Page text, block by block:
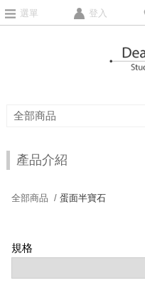
選單 登入
全部商品
產品介紹
全部商品 /蛋面半寶石
規格